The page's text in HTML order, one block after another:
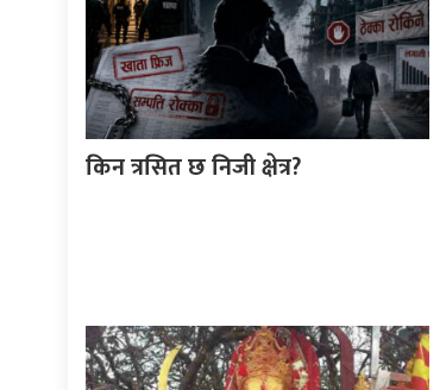
किन त्रसित छ निजी क्षेत्र?